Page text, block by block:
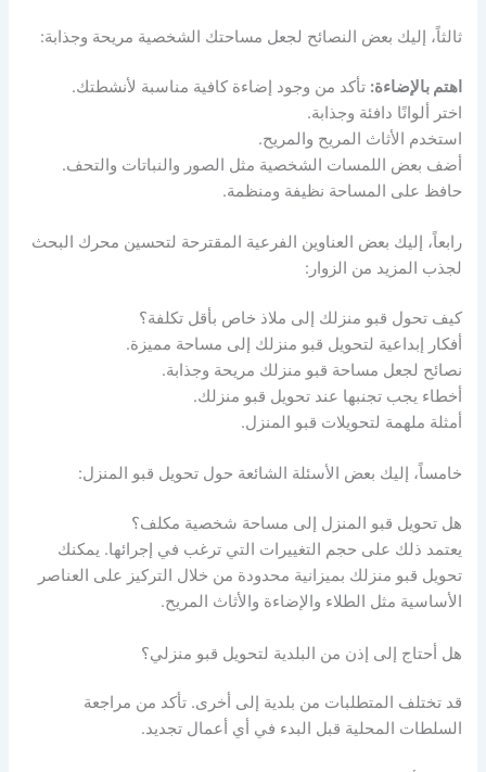
ثالثاً، إليك بعض النصائح لجعل مساحتك الشخصية مريحة وجذابة:
اهتم بالإضاءة: تأكد من وجود إضاءة كافية مناسبة لأنشطتك.
اختر ألوانًا دافئة وجذابة.
استخدم الأثاث المريح والمريح.
أضف بعض اللمسات الشخصية مثل الصور والنباتات والتحف.
حافظ على المساحة نظيفة ومنظمة.
رابعاً، إليك بعض العناوين الفرعية المقترحة لتحسين محرك البحث
لجذب المزيد من الزوار:
كيف تحول قبو منزلك إلى ملاذ خاص بأقل تكلفة؟
أفكار إبداعية لتحويل قبو منزلك إلى مساحة مميزة.
نصائح لجعل مساحة قبو منزلك مريحة وجذابة.
أخطاء يجب تجنبها عند تحويل قبو منزلك.
أمثلة ملهمة لتحويلات قبو المنزل.
خامساً، إليك بعض الأسئلة الشائعة حول تحويل قبو المنزل:
هل تحويل قبو المنزل إلى مساحة شخصية مكلف؟
يعتمد ذلك على حجم التغييرات التي ترغب في إجرائها. يمكنك
تحويل قبو منزلك بميزانية محدودة من خلال التركيز على العناصر
الأساسية مثل الطلاء والإضاءة والأثاث المريح.
هل أحتاج إلى إذن من البلدية لتحويل قبو منزلي؟
قد تختلف المتطلبات من بلدية إلى أخرى. تأكد من مراجعة
السلطات المحلية قبل البدء في أي أعمال تجديد.